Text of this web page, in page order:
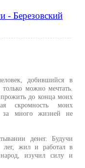
- Березовский
добившийся в
можно мечтать.
до конца моих
скромность моих
за много жизней не
денег. Будучи
лег, жил и работал в
изучил силу и